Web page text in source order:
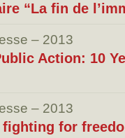
“La fin de
– 2013
Action: 10
– 2013
fighting for